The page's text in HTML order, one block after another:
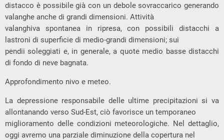
distacco è possibile già con un debole sovraccarico generando
valanghe anche di grandi dimensioni. Attività
valanghiva spontanea in ripresa, con possibili distacchi a
lastroni di superficie di medio-grandi dimensioni; sui
pendii soleggiati e, in generale, a quote medio basse distacchi
di fondo di neve bagnata.
Approfondimento nivo e meteo.
La depressione responsabile delle ultime precipitazioni si va
allontanando verso Sud-Est, ciò favorisce un temporaneo
miglioramento delle condizioni meteorologiche. Nel dettaglio,
oggi avremo una parziale diminuzione della copertura nel